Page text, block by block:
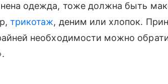
одежда, тоже должна быть
трикотаж, деним или хлопок.
необходимости можно